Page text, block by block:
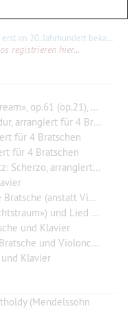
Ein Teil von Felix Mendelssohns Frühwerken ist erst im 20. Jahrhundert bekannt geworden, so etwa die Streichersinfonien und ein achtes oder - um mit Bruckner zu reden - ein nulltes
registrieren hier...
(op.21), für 4 Bratschen
für 4 Bratschen
für 4 Bratschen
für 4 Bratschen
arrangiert für 4 Bratschen
(anstatt Violoncello)
3, arrangiert für Bratsche und Klavier
und Klavier
und Violoncello
Klavier
(Mendelssohn